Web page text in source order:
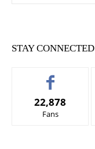
STAY CONNECTED
22,878
Fans